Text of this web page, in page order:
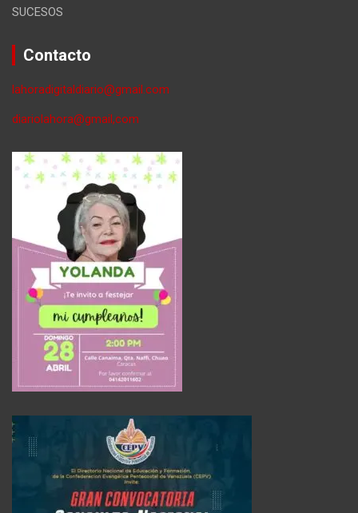
SUCESOS
Contacto
lahoradigitaldiario@gmail.com
diariolahora@gmail,com